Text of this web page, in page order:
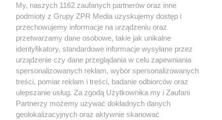
Żaden utwór zamieszczony w serwisie nie może być powielany i
rozpowszechniany lub dalej rozpowszechniany w jakikolwiek sposób (w
tym także elektroniczny lub mechaniczny) na jakimkolwiek polu
eksploatacji w jakiejkolwiek formie, włącznie z umieszczaniem w Internecie
bez pisemnej zgody właściciela praw. Jakiekolwiek użycie lub
wykorzystanie utworów w całości lub w części z naruszeniem prawa, tzn.
bez właściwej zgody, jest zabronione pod groźbą kary i może być ścigane
prawnie.
My, naszych 1162 zaufanych partnerów oraz inne
podmioty z Grupy ZPR Media uzyskujemy dostęp i
przechowujemy informacje na urządzeniu oraz
przetwarzamy dane osobowe, takie jak unikalne
identyfikatory, standardowe informacje wysyłane przez
urządzenie czy dane przeglądania w celu zapewniania
spersonalizowanych reklam, wybór spersonalizowanych
treści, pomiar reklam i treści, badanie odbiorców oraz
ulepszanie usług. Za zgodą Użytkownika my i Zaufani
Partnerzy możemy używać dokładnych danych
geolokalizacyjnych oraz aktywnie skanować